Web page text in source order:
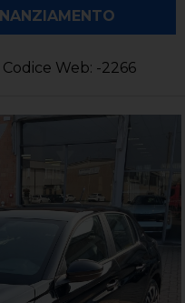
Codice Web: -2266